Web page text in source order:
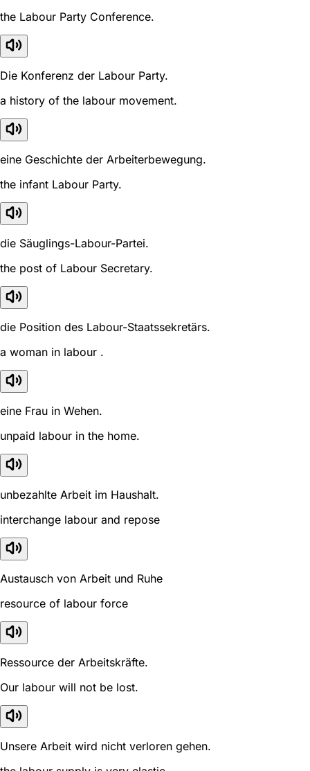
the Labour Party Conference.
Die Konferenz der Labour Party.
a history of the labour movement.
eine Geschichte der Arbeiterbewegung.
the infant Labour Party.
die Säuglings-Labour-Partei.
the post of Labour Secretary.
die Position des Labour-Staatssekretärs.
a woman in labour .
eine Frau in Wehen.
unpaid labour in the home.
unbezahlte Arbeit im Haushalt.
interchange labour and repose
Austausch von Arbeit und Ruhe
resource of labour force
Ressource der Arbeitskräfte.
Our labour will not be lost.
Unsere Arbeit wird nicht verloren gehen.